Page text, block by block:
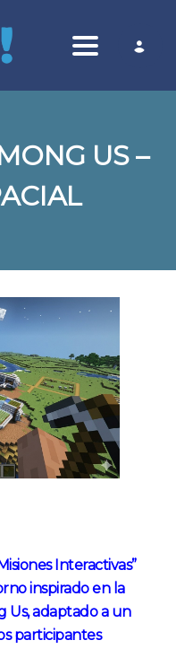
Toggle
US –
Interactivas”
inspirado en la
Us, adaptado a un
participantes